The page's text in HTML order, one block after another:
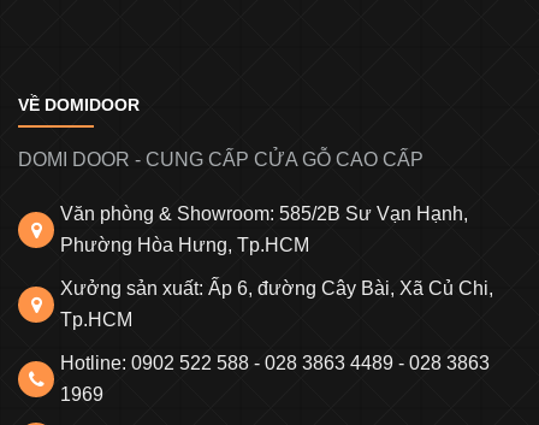
VỀ DOMIDOOR
DOMI DOOR - CUNG CẤP CỬA GỖ CAO CẤP
Văn phòng & Showroom: 585/2B Sư Vạn Hạnh,
Phường Hòa Hưng, Tp.HCM
Xưởng sản xuất: Ấp 6, đường Cây Bài, Xã Củ Chi,
Tp.HCM
Hotline: 0902 522 588 - 028 3863 4489 - 028 3863
1969